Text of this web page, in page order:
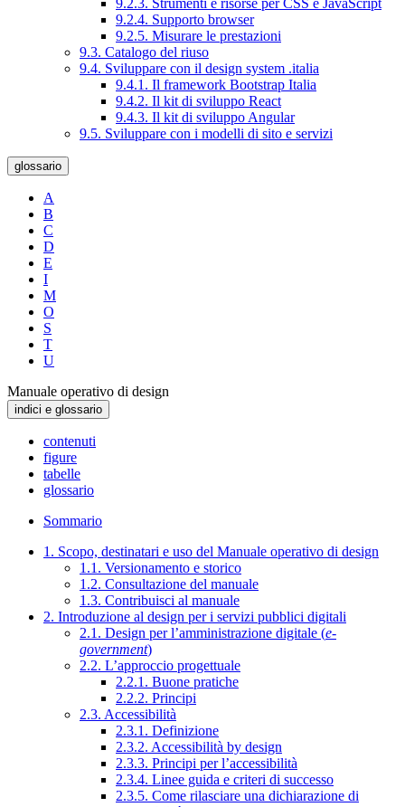
9.2.3. Strumenti e risorse per CSS e JavaScript
9.2.4. Supporto browser
9.2.5. Misurare le prestazioni
9.3. Catalogo del riuso
9.4. Sviluppare con il design system .italia
9.4.1. Il framework Bootstrap Italia
9.4.2. Il kit di sviluppo React
9.4.3. Il kit di sviluppo Angular
9.5. Sviluppare con i modelli di sito e servizi
glossario
A
B
C
D
E
I
M
O
S
T
U
Manuale operativo di design
indici e glossario
contenuti
figure
tabelle
glossario
Sommario
1. Scopo, destinatari e uso del Manuale operativo di design
1.1. Versionamento e storico
1.2. Consultazione del manuale
1.3. Contribuisci al manuale
2. Introduzione al design per i servizi pubblici digitali
2.1. Design per l’amministrazione digitale (e-
government)
2.2. L’approccio progettuale
2.2.1. Buone pratiche
2.2.2. Principi
2.3. Accessibilità
2.3.1. Definizione
2.3.2. Accessibilità by design
2.3.3. Principi per l’accessibilità
2.3.4. Linee guida e criteri di successo
2.3.5. Come rilasciare una dichiarazione di